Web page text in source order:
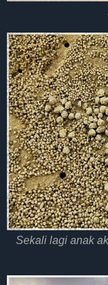
Sekali lagi anak